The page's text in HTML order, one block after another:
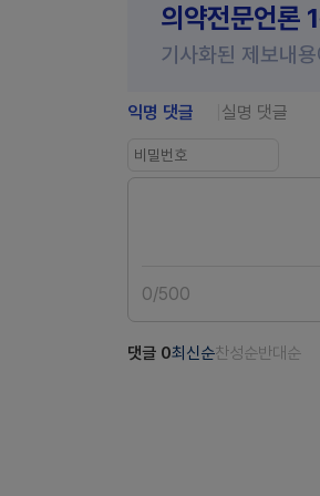
의약전문언론
기사화된 제보내
익명 댓글 실명 댓글
0/500
댓글 0최신순찬성순반대순